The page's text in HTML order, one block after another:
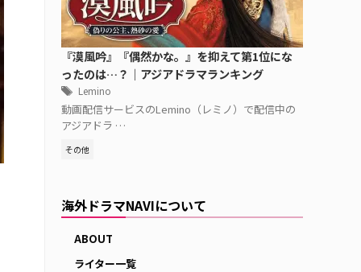
『漠風吟』『偶然かな。』を抑えて第1位にな
ったのは…？｜アジアドラマランキング
Lemino
動画配信サービスのLemino（レミノ）で配信中の
アジアドラ …
その他
海外ドラマNAVIについて
ABOUT
ライター一覧